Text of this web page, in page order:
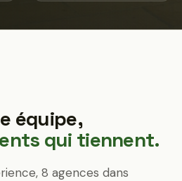
équipe,
qui tiennent.
8 agences dans